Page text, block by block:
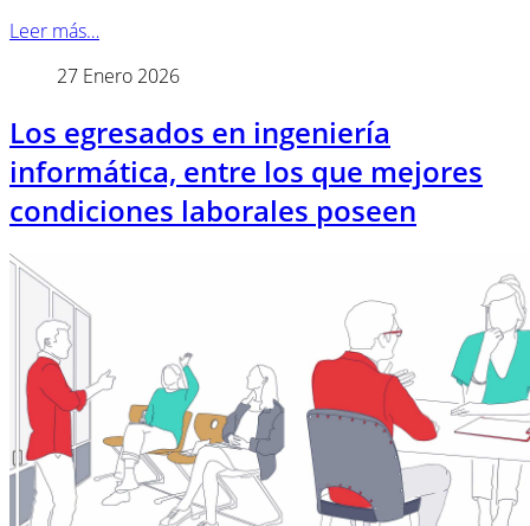
Leer más…
27 Enero 2026
Los egresados en ingeniería
informática, entre los que mejores
condiciones laborales poseen